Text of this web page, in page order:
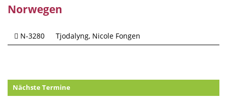
Norwegen
N-3280 Tjodalyng Nicole Fongen
Nächste Termine